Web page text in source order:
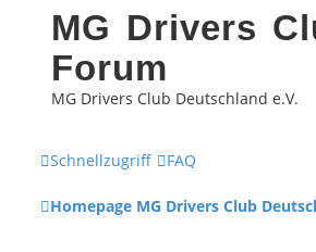
MG Drivers
Forum
MG Drivers Club Deutschland e.V.
Schnellzugriff FAQ
Homepage MG Drivers Club